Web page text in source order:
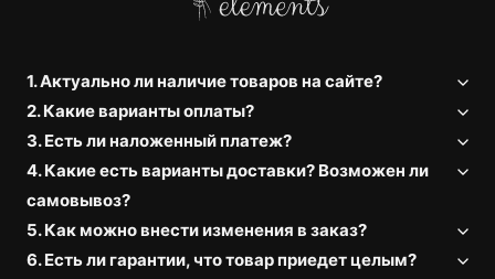
1. Актуально ли наличие товаров на сайте?
2. Какие варианты оплаты?
3. Есть ли наложенный платеж?
4. Какие есть варианты доставки? Возможен ли
самовывоз?
5. Как можно внести изменения в заказ?
6. Есть ли гарантии, что товар приедет целым?